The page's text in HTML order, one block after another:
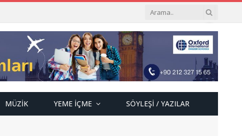
MÜZIK YEME İÇME SÖYLEŞI / YAZILAR